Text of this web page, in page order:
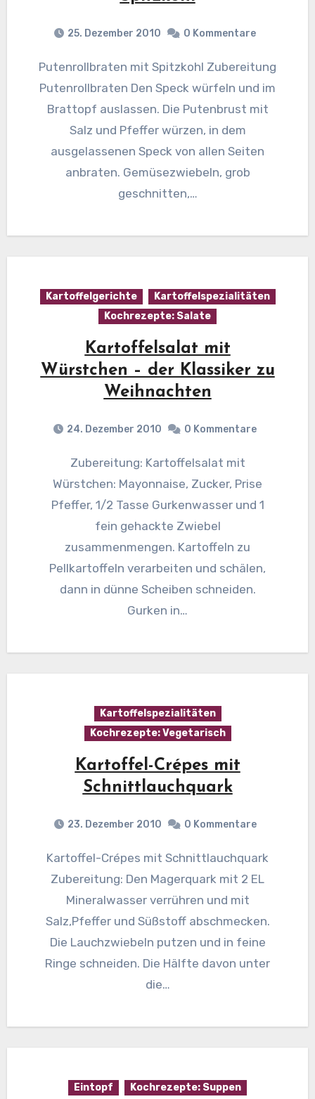
25. Dezember 2010 0 Kommentare
Putenrollbraten mit Spitzkohl Zubereitung
Putenrollbraten Den Speck würfeln und im
Brattopf auslassen. Die Putenbrust mit
Salz und Pfeffer würzen, in dem
ausgelassenen Speck von allen Seiten
anbraten. Gemüsezwiebeln, grob
geschnitten,…
Kartoffelgerichte
Kartoffelspezialitäten
Kochrezepte: Salate
Kartoffelsalat mit
Würstchen – der Klassiker zu
Weihnachten
24. Dezember 2010 0 Kommentare
Zubereitung: Kartoffelsalat mit
Würstchen: Mayonnaise, Zucker, Prise
Pfeffer, 1/2 Tasse Gurkenwasser und 1
fein gehackte Zwiebel
zusammenmengen. Kartoffeln zu
Pellkartoffeln verarbeiten und schälen,
dann in dünne Scheiben schneiden.
Gurken in…
Kartoffelspezialitäten
Kochrezepte: Vegetarisch
Kartoffel-Crépes mit
Schnittlauchquark
23. Dezember 2010 0 Kommentare
Kartoffel-Crépes mit Schnittlauchquark
Zubereitung: Den Magerquark mit 2 EL
Mineralwasser verrühren und mit
Salz,Pfeffer und Süßstoff abschmecken.
Die Lauchzwiebeln putzen und in feine
Ringe schneiden. Die Hälfte davon unter
die…
Eintopf Kochrezepte: Suppen